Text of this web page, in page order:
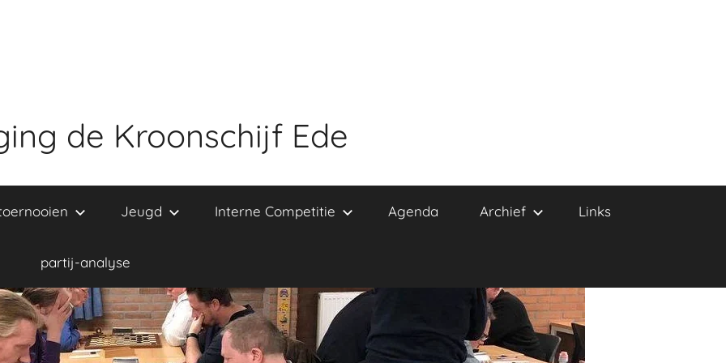
de Kroonschijf Ede
Jeugd Interne Competitie Agenda Archief Links
partij-analyse